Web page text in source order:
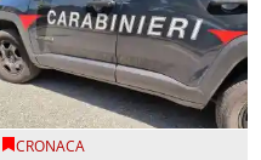
CRONACA